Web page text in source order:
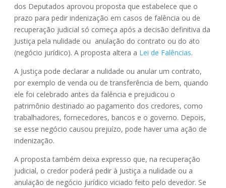
dos Deputados aprovou proposta que estabelece que o
prazo para pedir indenização em casos de falência ou de
recuperação judicial só começa após a decisão definitiva da
Justiça pela nulidade ou anulação do contrato ou do ato
(negócio jurídico). A proposta altera a Lei de Falências.
A Justiça pode declarar a nulidade ou anular um contrato,
por exemplo de venda ou de transferência de bem, quando
ele foi celebrado antes da falência e prejudicou o
patrimônio destinado ao pagamento dos credores, como
trabalhadores, fornecedores, bancos e o governo. Depois,
se esse negócio causou prejuízo, pode haver uma ação de
indenização.
A proposta também deixa expresso que, na recuperação
judicial, o credor poderá pedir à Justiça a nulidade ou a
anulação de negócio jurídico viciado feito pelo devedor. Se